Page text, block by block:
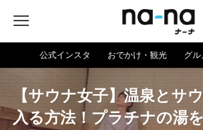
公式インスタ おでかけ・観光 グル
【サウナ女子】温泉とサ
入る方法！プラチナの湯